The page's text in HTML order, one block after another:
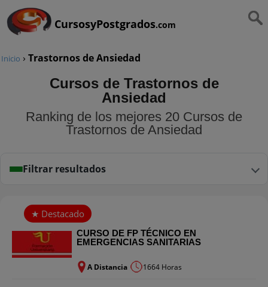
CursosyPostgrados.com
Inicio › Trastornos de Ansiedad
Cursos de Trastornos de
Ansiedad
Ranking de los mejores 20 Cursos de
Trastornos de Ansiedad
Filtrar resultados
CURSO DE FP TÉCNICO EN
EMERGENCIAS SANITARIAS
A Distancia 1664 Horas